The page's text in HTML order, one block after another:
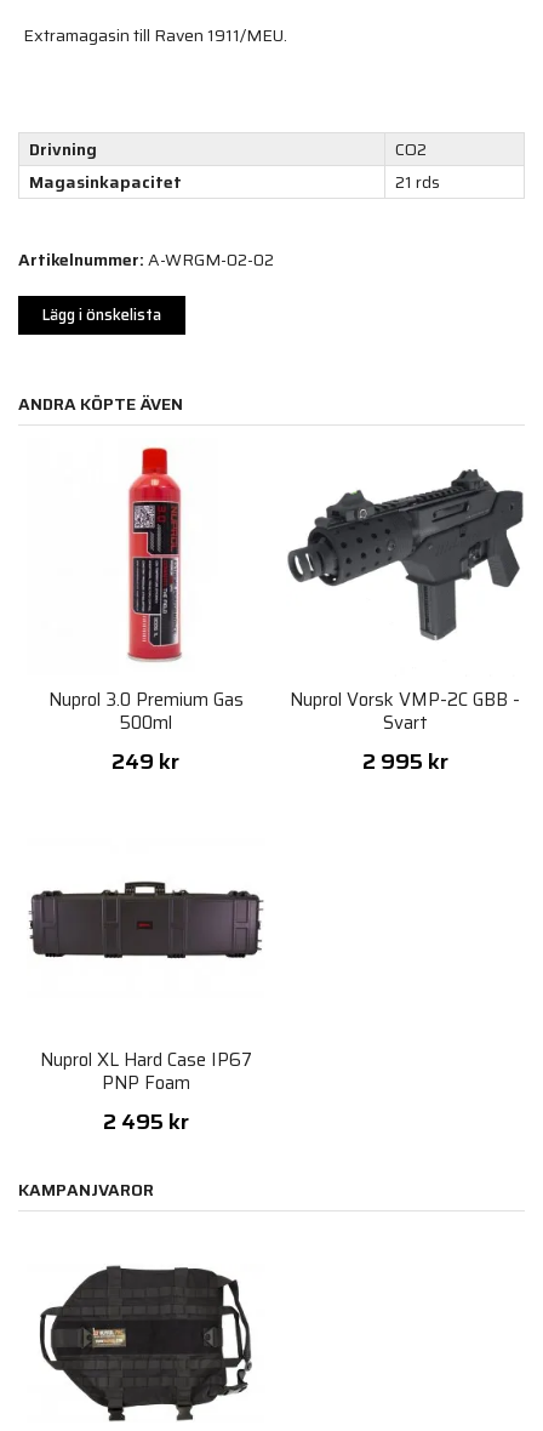
Extramagasin till Raven 1911/MEU.
Drivning
CO2
Magasinkapacitet
21 rds
Artikelnummer:A-WRGM-02-02
Lägg i önskelista
ANDRA KÖPTE ÄVEN
Nuprol 3.0 Premium Gas
500ml
249 kr
Nuprol Vorsk VMP-2C GBB -
Svart
2 995 kr
Nuprol XL Hard Case IP67
PNP Foam
2 495 kr
KAMPANJVAROR